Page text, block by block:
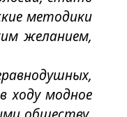
методики
желанием,
ходу модное